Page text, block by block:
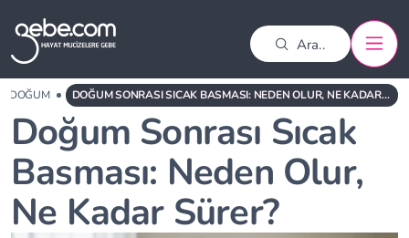
DOĞUM DOĞUM SONRASI SICAK BASMASI: NEDEN OLUR, NE KADAR SÜRER?
Doğum Sonrası Sıcak
Basması: Neden Olur,
Ne Kadar Sürer?